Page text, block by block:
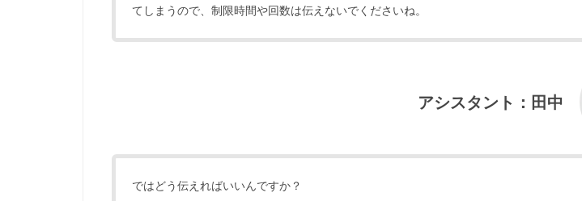
てしまうので、制限時間や回数は伝えないでくださいね。
アシスタント：田中
ではどう伝えればいいんですか？